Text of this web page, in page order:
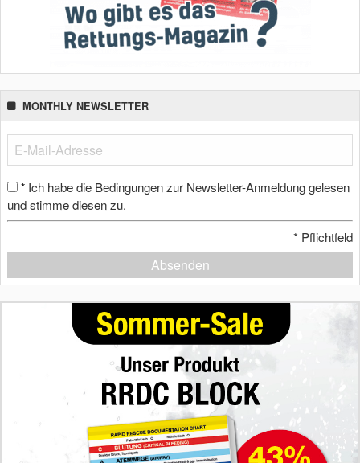
MONTHLY NEWSLETTER
* Ich habe die Bedingungen zur Newsletter-Anmeldung gelesen
und stimme diesen zu.
* Pflichtfeld
Absenden